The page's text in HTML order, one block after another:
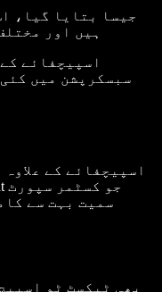
جیسا بتایا گیا،
اسپیچفائے
سبسکرپشن میں
اسپیچفائے کے
سمیت بہت سے